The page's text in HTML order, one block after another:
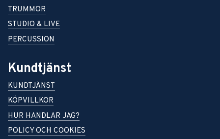
TRUMMOR
STUDIO & LIVE
PERCUSSION
Kundtjänst
KUNDTJÄNST
KÖPVILLKOR
HUR HANDLAR JAG?
POLICY OCH COOKIES